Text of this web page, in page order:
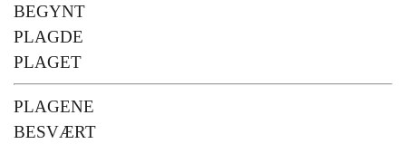
BEGYNT
PLAGDE
PLAGET
PLAGENE
BESVÆRT